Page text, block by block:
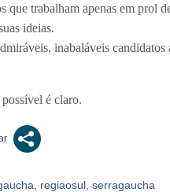
que trabalham apenas em prol
ideias.
inabaláveis
é claro.
regiaosul serragaucha